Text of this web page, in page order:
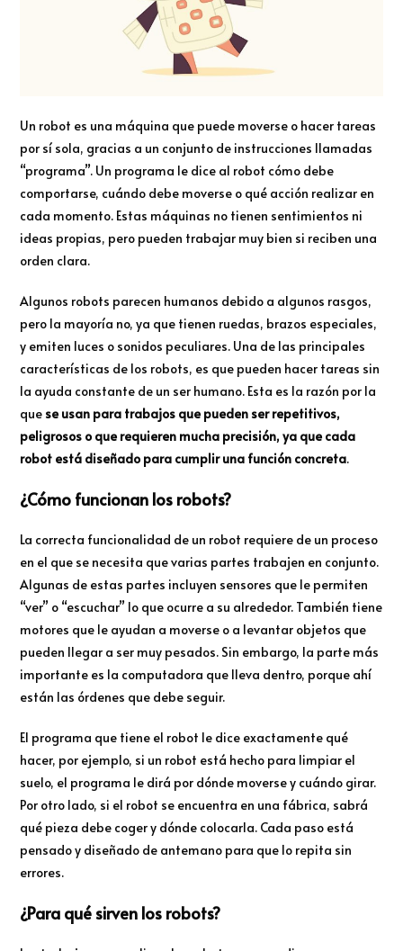
Un robot es una máquina que puede moverse o hacer tareas
por sí sola, gracias a un conjunto de instrucciones llamadas
“programa”. Un programa le dice al robot cómo debe
comportarse, cuándo debe moverse o qué acción realizar en
cada momento. Estas máquinas no tienen sentimientos ni
ideas propias, pero pueden trabajar muy bien si reciben una
orden clara.
Algunos robots parecen humanos debido a algunos rasgos,
pero la mayoría no, ya que tienen ruedas, brazos especiales,
y emiten luces o sonidos peculiares. Una de las principales
características de los robots, es que pueden hacer tareas sin
la ayuda constante de un ser humano. Esta es la razón por la
que se usan para trabajos que pueden ser repetitivos,
peligrosos o que requieren mucha precisión, ya que cada
robot está diseñado para cumplir una función concreta.
¿Cómo funcionan los robots?
La correcta funcionalidad de un robot requiere de un proceso
en el que se necesita que varias partes trabajen en conjunto.
Algunas de estas partes incluyen sensores que le permiten
“ver” o “escuchar” lo que ocurre a su alrededor. También tiene
motores que le ayudan a moverse o a levantar objetos que
pueden llegar a ser muy pesados. Sin embargo, la parte más
importante es la computadora que lleva dentro, porque ahí
están las órdenes que debe seguir.
El programa que tiene el robot le dice exactamente qué
hacer, por ejemplo, si un robot está hecho para limpiar el
suelo, el programa le dirá por dónde moverse y cuándo girar.
Por otro lado, si el robot se encuentra en una fábrica, sabrá
qué pieza debe coger y dónde colocarla. Cada paso está
pensado y diseñado de antemano para que lo repita sin
errores.
¿Para qué sirven los robots?